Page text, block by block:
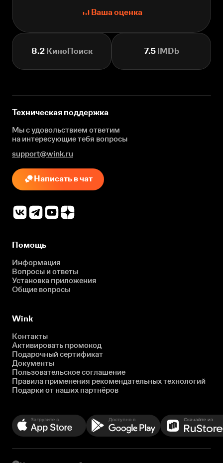
Ваша оценка
8.2КиноПоиск 7.5IMDb
Техническая поддержка
Мы с удовольствием ответим
на интересующиетебя вопросы
support@wink.ru
Написать в чат
Помощь
Информация
Вопросы и ответы
Установка приложения
Общие вопросы
Wink
Контакты
Активировать промокод
Подарочный сертификат
Документы
Пользовательское соглашение
Правила применения рекомендательных технологий
Подарки от наших партнёров